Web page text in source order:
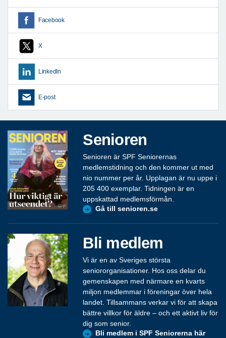
Facebook
X
LinkedIn
E-post
Senioren
Senioren är SPF Seniorernas
medlemstidning och den kommer ut med
nio nummer per år. Upplagan är nu uppe i
205 400 exemplar. Tidningen är en
uppskattad medlemsförmån.
Gå till senioren.se
Bli medlem
Vi är en av Sveriges största
seniororganisationer. Hos oss delar du
gemenskapen med närmare en kvarts
miljon medlemmar i föreningar över hela
landet. Tillsammans verkar vi för att skapa
bättre villkor för äldre – och ett aktivt liv för
dig som senior.
Bli medlem i SPF Seniorerna här